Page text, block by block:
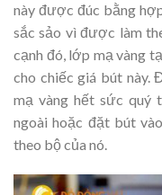
này được đúc bằng
sắc sảo vì được làm
cạnh đó, lớp mạ vàng
cho chiếc giá bút này.
mạ vàng hết sức quý
ngoài hoặc đặt bút
theo bộ của nó.